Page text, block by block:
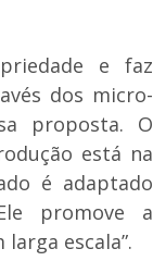
e faz
dos micro-
proposta. O
está na
é adaptado
promove a
escala”.